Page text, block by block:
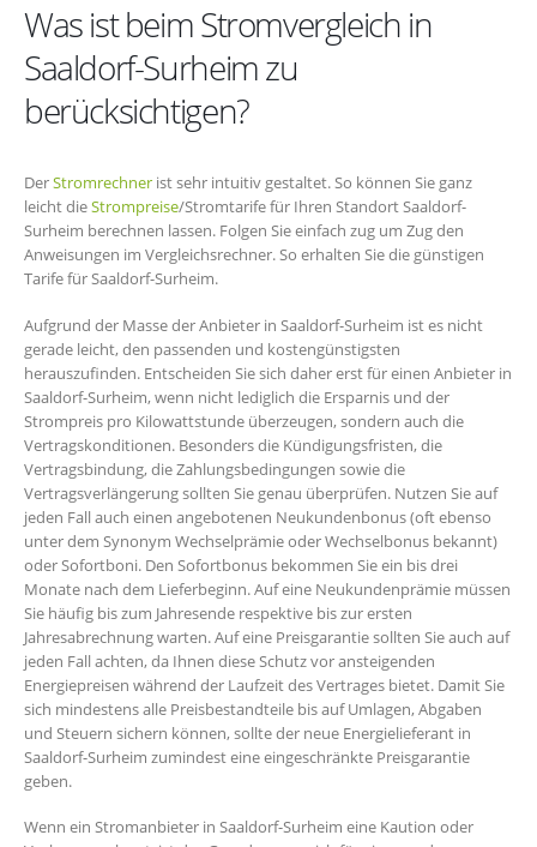
Was ist beim Stromvergleich in
Saaldorf-Surheim zu
berücksichtigen?
DerStromrechner ist sehr intuitiv gestaltet. So können Sie ganz
leicht dieStrompreise/Stromtarife für Ihren Standort Saaldorf-
Surheim berechnen lassen. Folgen Sie einfach zug um Zug den
Anweisungen im Vergleichsrechner. So erhalten Sie die günstigen
Tarife für Saaldorf-Surheim.
Aufgrund der Masse der Anbieter in Saaldorf-Surheim ist es nicht
gerade leicht, den passenden und kostengünstigsten
herauszufinden. Entscheiden Sie sich daher erst für einen Anbieter in
Saaldorf-Surheim, wenn nicht lediglich die Ersparnis und der
Strompreis pro Kilowattstunde überzeugen, sondern auch die
Vertragskonditionen. Besonders die Kündigungsfristen, die
Vertragsbindung, die Zahlungsbedingungen sowie die
Vertragsverlängerung sollten Sie genau überprüfen. Nutzen Sie auf
jeden Fall auch einen angebotenen Neukundenbonus (oft ebenso
unter dem Synonym Wechselprämie oder Wechselbonus bekannt)
oder Sofortboni. Den Sofortbonus bekommen Sie ein bis drei
Monate nach dem Lieferbeginn. Auf eine Neukundenprämie müssen
Sie häufig bis zum Jahresende respektive bis zur ersten
Jahresabrechnung warten. Auf eine Preisgarantie sollten Sie auch auf
jeden Fall achten, da Ihnen diese Schutz vor ansteigenden
Energiepreisen während der Laufzeit des Vertrages bietet. Damit Sie
sich mindestens alle Preisbestandteile bis auf Umlagen, Abgaben
und Steuern sichern können, sollte der neue Energielieferant in
Saaldorf-Surheim zumindest eine eingeschränkte Preisgarantie
geben.
Wenn ein Stromanbieter in Saaldorf-Surheim eine Kaution oder